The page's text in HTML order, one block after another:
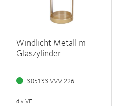
Windlicht Metall m
Glaszylinder
305133-VVV-226
div. VE